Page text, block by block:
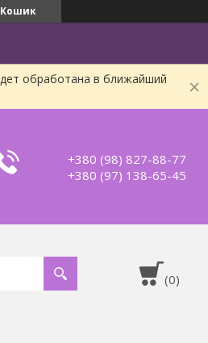
Кошик
обработана в ближайший
+380 (98) 827-88-77
+380 (97) 138-65-45